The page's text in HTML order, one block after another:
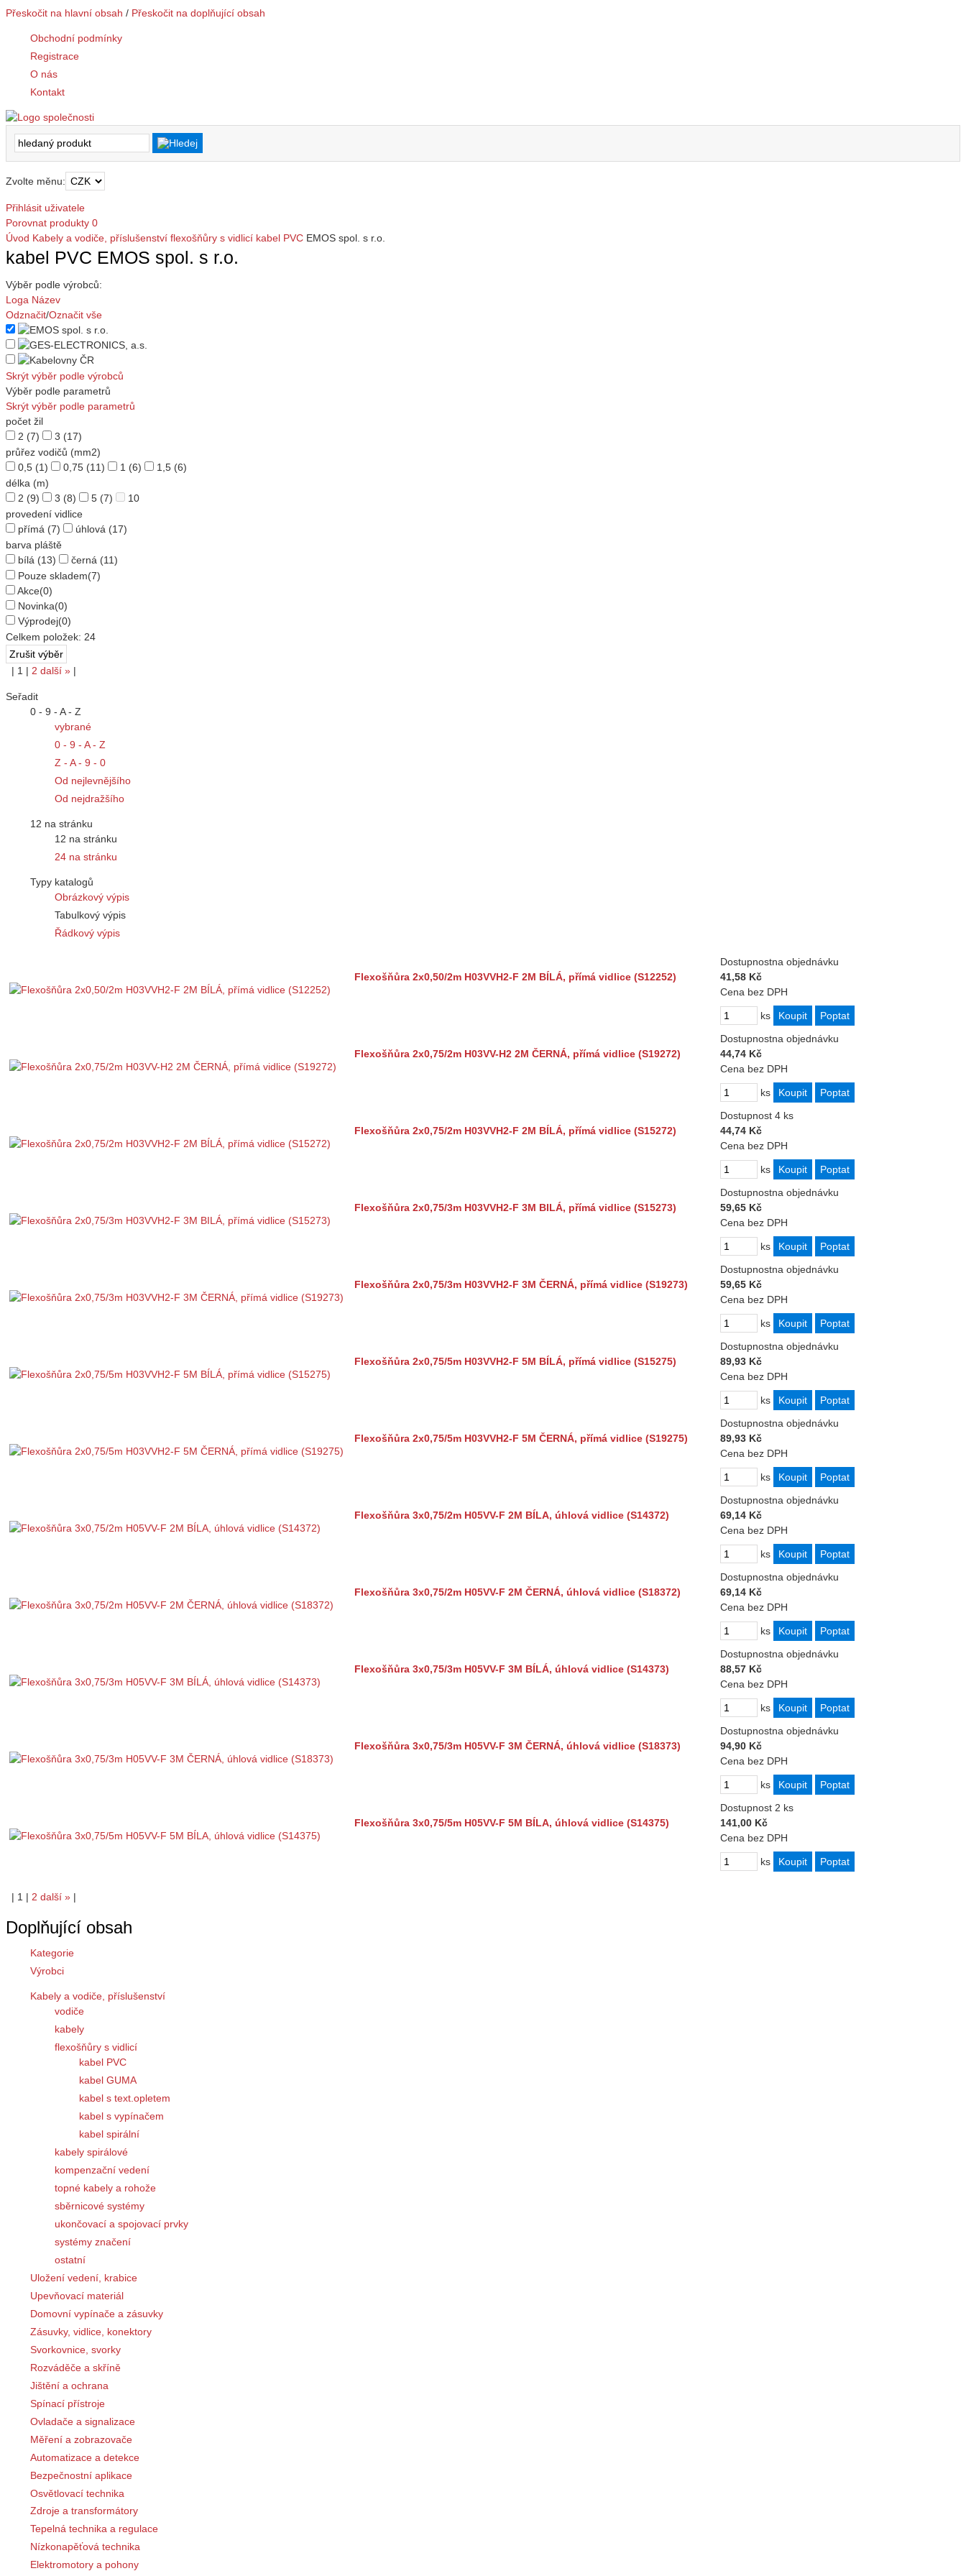
Přeskočit na hlavní obsah / Přeskočit na doplňující obsah
Obchodní podmínky
Registrace
O nás
Kontakt
Zvolte měnu:
Přihlásit uživatele
Porovnat produkty 0
Úvod Kabely a vodiče, příslušenství flexošňůry s vidlicí kabel PVC EMOS spol. s r.o.
kabel PVC EMOS spol. s r.o.
Výběr podle výrobců:
Loga Název
Odznačit/Označit vše
Skrýt výběr podle výrobců
Výběr podle parametrů
Skrýt výběr podle parametrů
počet žil
2 (7) 3 (17)
průřez vodičů (mm2)
0,5 (1) 0,75 (11) 1 (6) 1,5 (6)
délka (m)
2 (9) 3 (8) 5 (7)
10
provedení vidlice
přímá (7) úhlová (17)
barva pláště
bílá (13) černá (11)
Pouze skladem(7)
Akce(0)
Novinka(0)
Výprodej(0)
Celkem položek: 24
| 1 | 2 další » |
Seřadit
0 - 9 - A - Z
vybrané
0 - 9 - A - Z
Z - A - 9 - 0
Od nejlevnějšího
Od nejdražšího
12 na stránku
12 na stránku
24 na stránku
Typy katalogů
Obrázkový výpis
Tabulkový výpis
Řádkový výpis
Flexošňůra 2x0,50/2m H03VVH2-F 2M BÍLÁ, přímá vidlice (S12252)
Dostupnostna objednávku
41,58 Kč
Cena bez DPH
ks
Flexošňůra 2x0,75/2m H03VV-H2 2M ČERNÁ, přímá vidlice (S19272)
Dostupnostna objednávku
44,74 Kč
Cena bez DPH
ks
Flexošňůra 2x0,75/2m H03VVH2-F 2M BÍLÁ, přímá vidlice (S15272)
Dostupnost 4 ks
44,74 Kč
Cena bez DPH
ks
Flexošňůra 2x0,75/3m H03VVH2-F 3M BILÁ, přímá vidlice (S15273)
Dostupnostna objednávku
59,65 Kč
Cena bez DPH
ks
Flexošňůra 2x0,75/3m H03VVH2-F 3M ČERNÁ, přímá vidlice (S19273)
Dostupnostna objednávku
59,65 Kč
Cena bez DPH
ks
Flexošňůra 2x0,75/5m H03VVH2-F 5M BÍLÁ, přímá vidlice (S15275)
Dostupnostna objednávku
89,93 Kč
Cena bez DPH
ks
Flexošňůra 2x0,75/5m H03VVH2-F 5M ČERNÁ, přímá vidlice (S19275)
Dostupnostna objednávku
89,93 Kč
Cena bez DPH
ks
Flexošňůra 3x0,75/2m H05VV-F 2M BÍLA, úhlová vidlice (S14372)
Dostupnostna objednávku
69,14 Kč
Cena bez DPH
ks
Flexošňůra 3x0,75/2m H05VV-F 2M ČERNÁ, úhlová vidlice (S18372)
Dostupnostna objednávku
69,14 Kč
Cena bez DPH
ks
Flexošňůra 3x0,75/3m H05VV-F 3M BÍLÁ, úhlová vidlice (S14373)
Dostupnostna objednávku
88,57 Kč
Cena bez DPH
ks
Flexošňůra 3x0,75/3m H05VV-F 3M ČERNÁ, úhlová vidlice (S18373)
Dostupnostna objednávku
94,90 Kč
Cena bez DPH
ks
Flexošňůra 3x0,75/5m H05VV-F 5M BÍLA, úhlová vidlice (S14375)
Dostupnost 2 ks
141,00 Kč
Cena bez DPH
ks
| 1 | 2 další » |
Doplňující obsah
Kategorie
Výrobci
Kabely a vodiče, příslušenství
vodiče
kabely
flexošňůry s vidlicí
kabel PVC
kabel GUMA
kabel s text.opletem
kabel s vypínačem
kabel spirální
kabely spirálové
kompenzační vedení
topné kabely a rohože
sběrnicové systémy
ukončovací a spojovací prvky
systémy značení
ostatní
Uložení vedení, krabice
Upevňovací materiál
Domovní vypínače a zásuvky
Zásuvky, vidlice, konektory
Svorkovnice, svorky
Rozváděče a skříně
Jištění a ochrana
Spínací přístroje
Ovladače a signalizace
Měření a zobrazovače
Automatizace a detekce
Bezpečnostní aplikace
Osvětlovací technika
Zdroje a transformátory
Tepelná technika a regulace
Nízkonapěťová technika
Elektromotory a pohony